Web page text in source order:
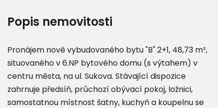
Popis nemovitosti
Pronájem nově vybudovaného bytu "B" 2+1, 48,73 m²,
situovaného v 6.NP bytového domu (s výtahem) v
centru města, na ul. Sukova. Stávající dispozice
zahrnuje předsíň, průchozí obývací pokoj, ložnici,
samostatnou místnost šatny, kuchyň a koupelnu se